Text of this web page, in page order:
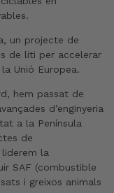
un projecte de
de liti per accelerar
Unió Europea.
hem passat de
d’enginyeria
a la Península
de
la
SAF (combustible
i greixos animals